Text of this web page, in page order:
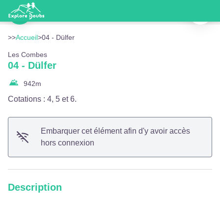
04 - Dülfer
Voir l'image en plein écran
>>Accueil>04 - Dülfer
Les Combes
04 - Dülfer
942m
Cotations : 4, 5 et 6.
Embarquer cet élément afin d'y avoir accès
hors connexion
Description